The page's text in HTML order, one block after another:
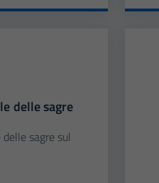
delle sagre
sagre sul